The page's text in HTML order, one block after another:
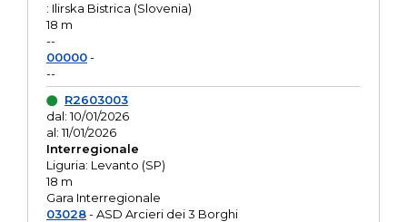
: Ilirska Bistrica (Slovenia)
18 m
--
00000-
--
R2603003
dal: 10/01/2026
al: 11/01/2026
Interregionale
Liguria: Levanto (SP)
18 m
Gara Interregionale
03028- ASD Arcieri dei 3 Borghi